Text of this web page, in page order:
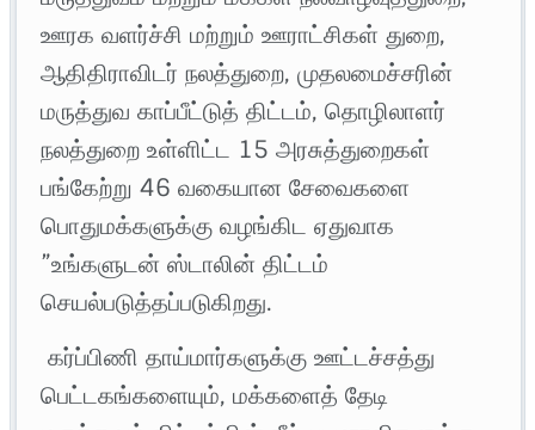
ஊரக வளர்ச்சி மற்றும் ஊராட்சிகள் துறை,
ஆதிதிராவிடர் நலத்துறை, முதலமைச்சரின்
மருத்துவ காப்பீட்டுத் திட்டம், தொழிலாளர்
நலத்துறை உள்ளிட்ட 15 அரசுத்துறைகள்
பங்கேற்று 46 வகையான சேவைகளை
பொதுமக்களுக்கு வழங்கிட ஏதுவாக
”உங்களுடன் ஸ்டாலின் திட்டம்
செயல்படுத்தப்படுகிறது.
கர்ப்பிணி தாய்மார்களுக்கு ஊட்டச்சத்து
பெட்டகங்களையும், மக்களைத் தேடி